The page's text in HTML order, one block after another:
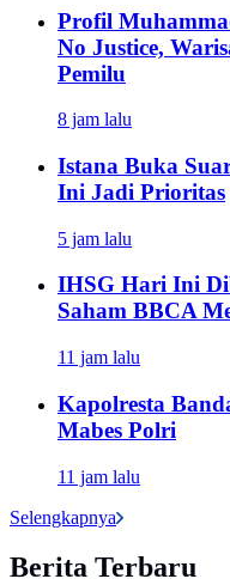
Profil
No Justice,
Pemilu
8 jam lalu
Istana Buka
Ini Jadi Prioritas
5 jam lalu
IHSG Hari Ini
Saham BBCA
11 jam lalu
Kapolresta
Mabes Polri
11 jam lalu
Selengkapnya
Berita Terbaru